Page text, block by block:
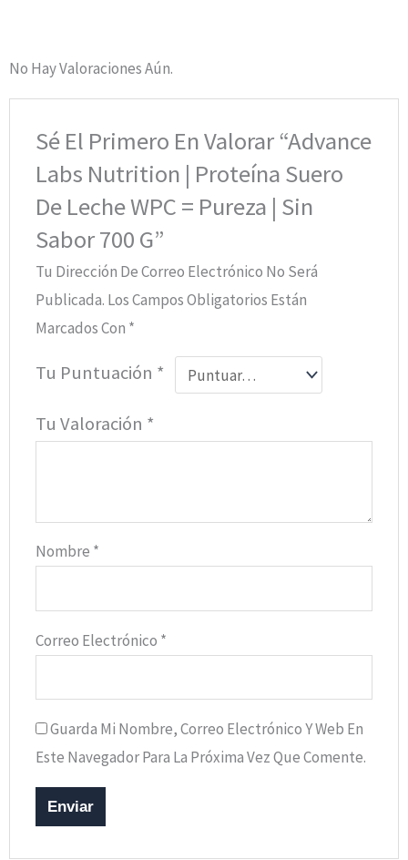
No Hay Valoraciones Aún.
Sé El Primero En Valorar “Advance
Labs Nutrition | Proteína Suero
De Leche WPC = Pureza | Sin
Sabor 700 G”
Tu Dirección De Correo Electrónico No Será
Publicada. Los Campos Obligatorios Están
Marcados Con *
Tu Puntuación *
Tu Valoración *
Nombre *
Correo Electrónico *
Guarda Mi Nombre, Correo Electrónico Y Web En
Este Navegador Para La Próxima Vez Que Comente.